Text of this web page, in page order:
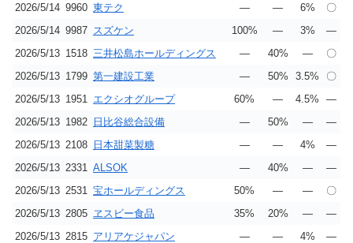
2026/5/14 9960 東テク ― ― 6%
〇
2026/5/14 9987 スズケン 100% ― 3%
―
2026/5/13 1518 三井松島ホールディングス ― 40% ―
〇
2026/5/13 1799 第一建設工業 ― 50% 3.5%
〇
2026/5/13 1951 エクシオグループ 60% ― 4.5%
―
2026/5/13 1982 日比谷総合設備 ― 50% ―
―
2026/5/13 2108 日本甜菜製糖 ― ― 4%
―
2026/5/13 2331 ALSOK ― 40% ―
―
2026/5/13 2531 宝ホールディングス 50% ― ―
〇
2026/5/13 2805 ヱスビー食品 35% 20% ―
―
2026/5/13 2815 アリアケジャパン ― ― 4%
―